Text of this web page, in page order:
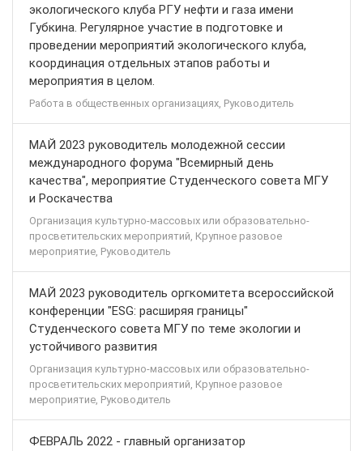
экологического клуба РГУ нефти и газа имени
Губкина. Регулярное участие в подготовке и
проведении мероприятий экологического клуба,
координация отдельных этапов работы и
мероприятия в целом.
Работа в общественных организациях, Руководитель
МАЙ 2023 руководитель молодежной сессии
международного форума "Всемирный день
качества", мероприятие Студенческого совета МГУ
и Роскачества
Организация культурно-массовых или образовательно-
просветительских мероприятий, Крупное разовое
мероприятие, Руководитель
МАЙ 2023 руководитель оргкомитета всероссийской
конференции "ESG: расширяя границы"
Студенческого совета МГУ по теме экологии и
устойчивого развития
Организация культурно-массовых или образовательно-
просветительских мероприятий, Крупное разовое
мероприятие, Руководитель
ФЕВРАЛЬ 2022 - главный организатор